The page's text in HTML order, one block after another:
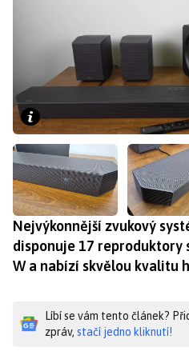
Nejvýkonnější zvukový
disponuje 17 reproduktory
W a nabízí skvělou kvalitu
Líbí se vám tento článek?
zpráv, stačí jedno kliknutí!